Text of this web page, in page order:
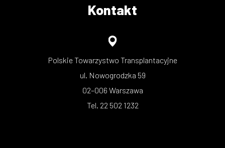
Kontakt
Polskie Towarzystwo Transplantacyjne
ul. Nowogrodzka 59
02–006 Warszawa
Tel. 22 502 1232